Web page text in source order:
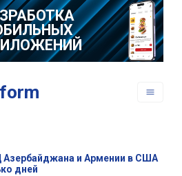
и Армении в США
дней